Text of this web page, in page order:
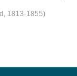
1813-1855)